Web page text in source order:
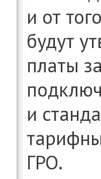
и от
будут
платы
и
ГРО.